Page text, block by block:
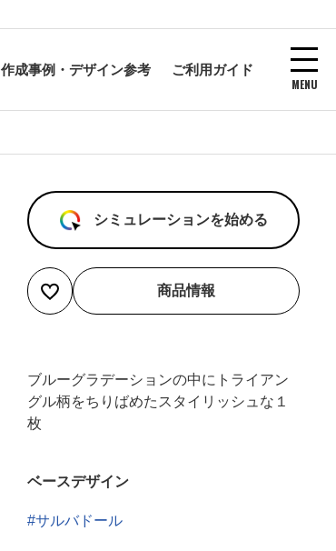
作成事例・デザイン参考
ご利用ガイド
MENU
シミュレーションを始める
商品情報
ブルーグラデーションの中にトライアン
グル柄をちりばめたスタイリッシュな１
枚
ベースデザイン
サルバドール